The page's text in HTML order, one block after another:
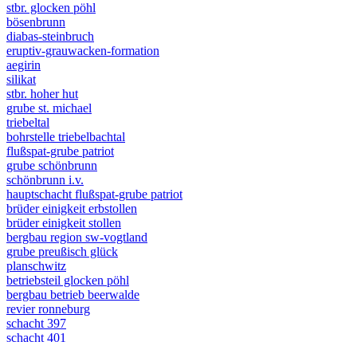
stbr. glocken pöhl
bösenbrunn
diabas-steinbruch
eruptiv-grauwacken-formation
aegirin
silikat
stbr. hoher hut
grube st. michael
triebeltal
bohrstelle triebelbachtal
flußspat-grube patriot
grube schönbrunn
schönbrunn i.v.
hauptschacht flußspat-grube patriot
brüder einigkeit erbstollen
brüder einigkeit stollen
bergbau region sw-vogtland
grube preußisch glück
planschwitz
betriebsteil glocken pöhl
bergbau betrieb beerwalde
revier ronneburg
schacht 397
schacht 401